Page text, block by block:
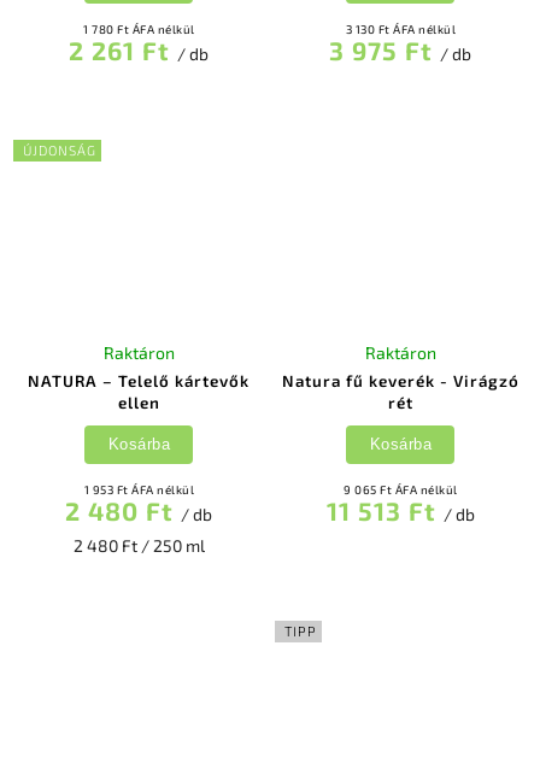
1 780 Ft ÁFA nélkül
2 261 Ft / db
3 130 Ft ÁFA nélkül
3 975 Ft / db
ÚJDONSÁG
NATURA – Telelő kártevők
ellen
Raktáron
1 953 Ft ÁFA nélkül
2 480 Ft / db
2 480 Ft / 250 ml
Kosárba
Natura fű keverék - Virágzó
rét
Raktáron
9 065 Ft ÁFA nélkül
11 513 Ft / db
Kosárba
TIPP